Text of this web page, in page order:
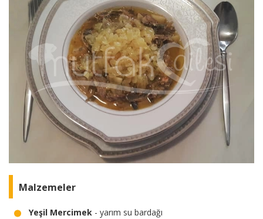
Malzemeler
Yeşil Mercimek - yarım su bardağı